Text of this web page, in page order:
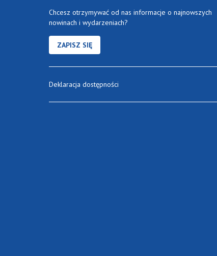
Chcesz otrzymywać od nas informacje o najnowszych
nowinach i wydarzeniach?
ZAPISZ SIĘ
Deklaracja dostępności